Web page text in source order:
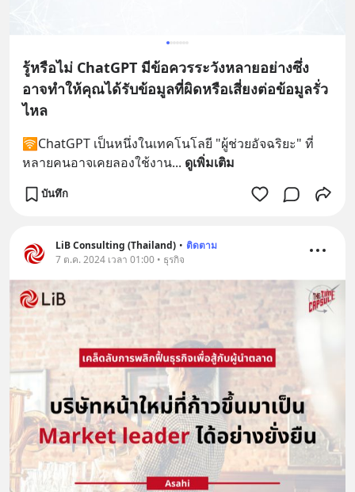
รู้หรือไม่ ChatGPT มีข้อควรระวังหลายอย่างซึ่ง
อาจทำให้คุณได้รับข้อมูลที่ผิดหรือเสี่ยงต่อข้อมูลรั่ว
ไหล
🛜ChatGPT เป็นหนึ่งในเทคโนโลยี "ผู้ช่วยอัจฉริยะ" ที่
หลายคนอาจเคยลองใช้งาน... ดูเพิ่มเติม
บันทึก
LiB Consulting (Thailand) • ติดตาม
7 ต.ค. 2024 เวลา 01:00 • ธุรกิจ